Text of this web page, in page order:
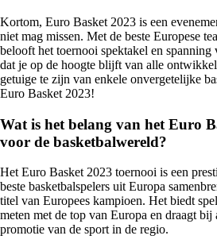
Kortom, Euro Basket 2023 is een
niet mag missen. Met de beste Europese
belooft het toernooi spektakel en
dat je op de hoogte blijft van alle
getuige te zijn van enkele onvergetelijke
Euro Basket 2023!
Wat is het belang van het Euro
voor de basketbalwereld?
Het Euro Basket 2023 toernooi is een
beste basketbalspelers uit Europa
titel van Europees kampioen. Het biedt
meten met de top van Europa en draagt
promotie van de sport in de regio.